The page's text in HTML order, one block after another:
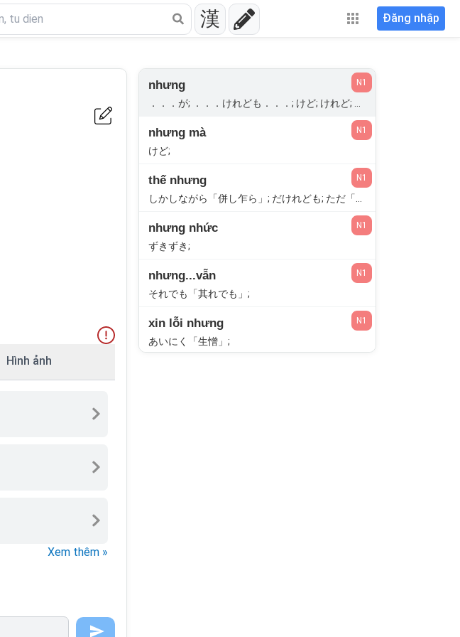
漢 Đăng nhập
Hình ảnh
Xem thêm »
nhưng N1
nhưng mà
けど;
N1
thế nhưng N1
nhưng nhức
ずきずき;
N1
nhưng...vẫn
それでも「其れでも」;
N1
xin lỗi nhưng
あいにく「生憎」;
N1